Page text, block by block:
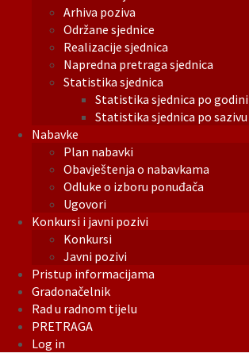
Arhiva poziva
Održane sjednice
Realizacije sjednica
Napredna pretraga sjednica
Statistika sjednica
Statistika sjednica po godini
Statistika sjednica po sazivu
Nabavke
Plan nabavki
Obavještenja o nabavkama
Odluke o izboru ponuđača
Ugovori
Konkursi i javni pozivi
Konkursi
Javni pozivi
Pristup informacijama
Gradonačelnik
Rad u radnom tijelu
PRETRAGA
Log in